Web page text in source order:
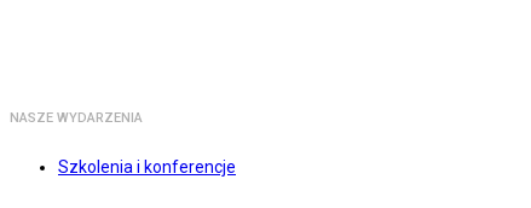
NASZE WYDARZENIA
Szkolenia i konferencje